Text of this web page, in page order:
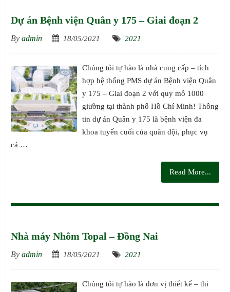
Dự án Bệnh viện Quân y 175 – Giai đoạn 2
By admin 18/05/2021 2021
Chúng tôi tự hào là nhà cung cấp – tích
hợp hệ thống PMS dự án Bệnh viện Quân
y 175 – Giai đoạn 2 với quy mô 1000
giường tại thành phố Hồ Chí Minh! Thông
tin dự án Quân y 175 là bệnh viện đa
khoa tuyến cuối của quân đội, phục vụ
cả …
Read More...
Nhà máy Nhôm Topal – Đồng Nai
By admin 18/05/2021 2021
Chúng tôi tự hào là đơn vị thiết kế – thi